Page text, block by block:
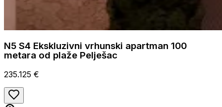
N5 S4 Ekskluzivni vrhunski apartman 100
metara od plaže Pelješac
235.125 €